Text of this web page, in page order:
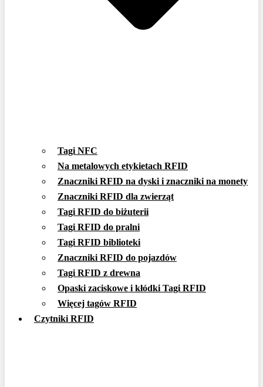
Tagi NFC
Na metalowych etykietach RFID
Znaczniki RFID na dyski i znaczniki na monety
Znaczniki RFID dla zwierząt
Tagi RFID do biżuterii
Tagi RFID do pralni
Tagi RFID biblioteki
Znaczniki RFID do pojazdów
Tagi RFID z drewna
Opaski zaciskowe i kłódki Tagi RFID
Więcej tagów RFID
Czytniki RFID